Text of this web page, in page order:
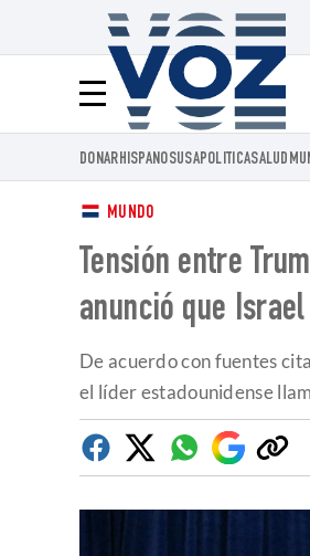
Menú
DONARHISPANOSUSAPOLITICASALUD
MUNDO
Tensión entre
anunció que
De acuerdo con fuentes
el líder estadounidense
Facebook
TwitterWhatsapp
Google
Discover